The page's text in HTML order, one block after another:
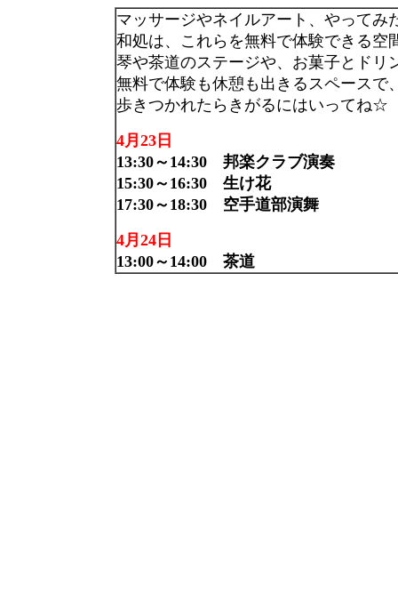
マッサージやネイルアート、やってみ
和処は、これらを無料で体験できる空
琴や茶道のステージや、お菓子とドリ
無料で体験も休憩も出きるスペースで
歩きつかれたらきがるにはいってね☆
4月23日
13:30～14:30 邦楽クラブ演奏
15:30～16:30 生け花
17:30～18:30 空手道部演舞
4月24日
13:00～14:00 茶道